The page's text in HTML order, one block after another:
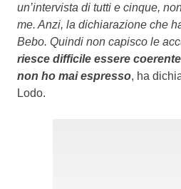
un’intervista di tutti e cinque,
me. Anzi, la dichiarazione che
Bebo. Quindi non capisco le
riesce difficile essere
non ho mai espresso, ha
Lodo.